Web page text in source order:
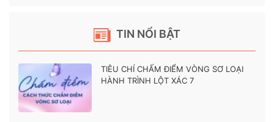
TIN NỔI BẬT
TIÊU CHÍ CHẤM ĐIỂM VÒNG SƠ LOẠI
HÀNH TRÌNH LỘT XÁC 7